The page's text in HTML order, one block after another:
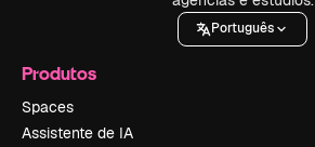
Português
Produtos
Spaces
Assistente de IA